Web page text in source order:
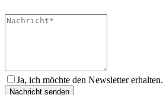
Ja, ich möchte den Newsletter erhalten.